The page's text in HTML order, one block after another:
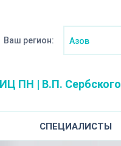
Ваш регион: Азов
ПН | В.П. Сербского
СПЕЦИАЛИСТЫ